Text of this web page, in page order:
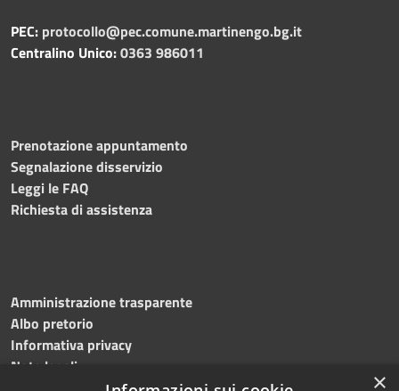
PEC: protocollo@pec.comune.martinengo.bg.it
Centralino Unico:0363 986011
Prenotazione appuntamento
Segnalazione disservizio
Leggi le FAQ
Richiesta di assistenza
Amministrazione trasparente
Albo pretorio
Informativa privacy
Note legali
×